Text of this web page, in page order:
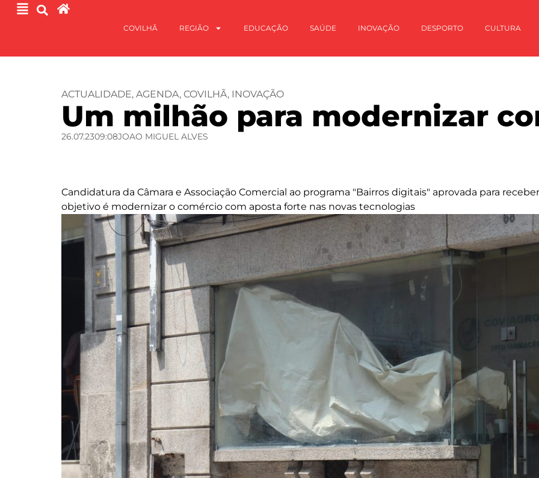
COVILHÃ REGIÃO EDUCAÇÃO SAÚDE INOVAÇÃO DESPORTO CULTURA
ACTUALIDADE, AGENDA, COVILHÃ, INOVAÇÃO
Um milhão para modernizar
26.07.2309:08JOAO MIGUEL ALVES
Candidatura da Câmara e Associação Comercial ao programa "Bairros digitais" aprovada para
objetivo é modernizar o comércio com aposta forte nas novas tecnologias